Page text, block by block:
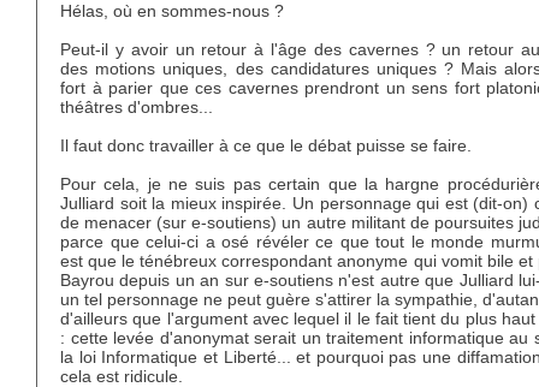
Hélas, où en sommes-nous ?
Peut-il y avoir un retour à l'âge des cavernes ? un retour
des motions uniques, des candidatures uniques ? Mais
fort à parier que ces cavernes prendront un sens fort
théâtres d'ombres...
Il faut donc travailler à ce que le débat puisse se faire.
Pour cela, je ne suis pas certain que la hargne
Julliard soit la mieux inspirée. Un personnage qui est (dit-on)
de menacer (sur e-soutiens) un autre militant de poursuites
parce que celui-ci a osé révéler ce que tout le monde
est que le ténébreux correspondant anonyme qui vomit bile et
Bayrou depuis un an sur e-soutiens n'est autre que Julliard
un tel personnage ne peut guère s'attirer la sympathie,
d'ailleurs que l'argument avec lequel il le fait tient du plus haut
: cette levée d'anonymat serait un traitement informatique au
la loi Informatique et Liberté... et pourquoi pas une
cela est ridicule.